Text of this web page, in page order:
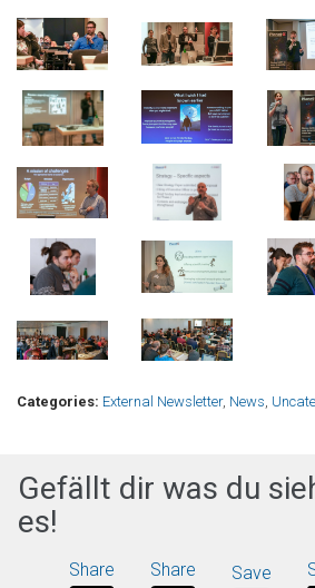
Categories: External Newsletter, News,
Gefällt dir was du
es!
Share Share Save